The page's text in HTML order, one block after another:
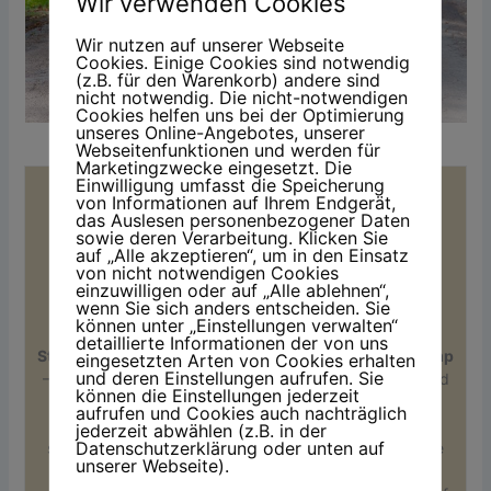
Ein anderer Schreibort kann neue Impulse bringen!
Kerstin Steinkamp
Stifte gespitzt – Segel gesetzt.Ich binKerstin Steinkamp
– Bloggerin und Zumba-Instruktorin mit Herz, Humor und
einer Portion Gelassenheit. Sprache ist mein
Handwerkszeug, Bewegung mein Ausgleich – beides
steht für Energie, Leichtigkeit und Klarheit. Ich schreibe
für Menschen, die wie ich sich selbst nicht zu ernst
Wir nutzen auf unserer Webseite
Cookies. Einige Cookies sind notwendig
(z.B. für den Warenkorb) andere sind
nicht notwendig. Die nicht-notwendigen
Cookies helfen uns bei der Optimierung
unseres Online-Angebotes, unserer
Webseitenfunktionen und werden für
Marketingzwecke eingesetzt. Die
Einwilligung umfasst die Speicherung
von Informationen auf Ihrem Endgerät,
das Auslesen personenbezogener Daten
sowie deren Verarbeitung. Klicken Sie
auf „Alle akzeptieren“, um in den Einsatz
von nicht notwendigen Cookies
einzuwilligen oder auf „Alle ablehnen“,
wenn Sie sich anders entscheiden. Sie
können unter „Einstellungen verwalten“
detaillierte Informationen der von uns
eingesetzten Arten von Cookies erhalten
und deren Einstellungen aufrufen. Sie
können die Einstellungen jederzeit
aufrufen und Cookies auch nachträglich
jederzeit abwählen (z.B. in der
Datenschutzerklärung oder unten auf
unserer Webseite).